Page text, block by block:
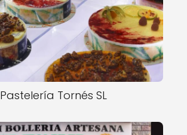
Pastelería Tornés SL